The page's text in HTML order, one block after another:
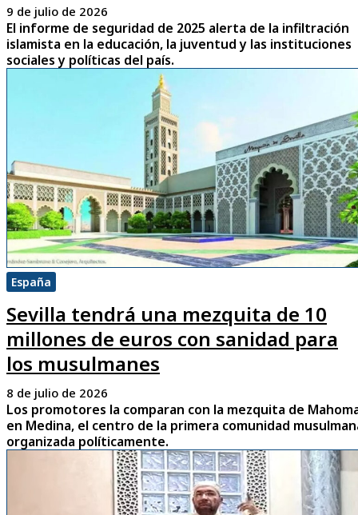
9 de julio de 2026
El informe de seguridad de 2025 alerta de la infiltración
islamista en la educación, la juventud y las instituciones
sociales y políticas del país.
España
Sevilla tendrá una mezquita de 10
millones de euros con sanidad para
los musulmanes
8 de julio de 2026
Los promotores la comparan con la mezquita de
en Medina, el centro de la primera comunidad
organizada políticamente.